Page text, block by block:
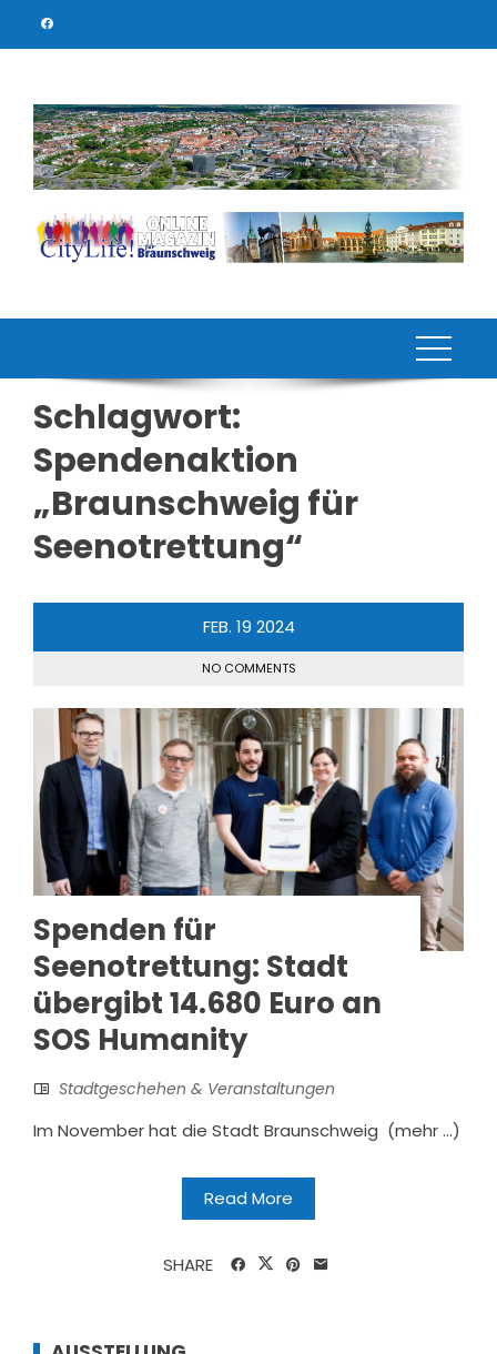
Schlagwort:
Spendenaktion
„Braunschweig für
Seenotrettung“
FEB. 19 2024
NO COMMENTS
Spenden für
Seenotrettung: Stadt
übergibt 14.680 Euro an
SOS Humanity
Stadtgeschehen & Veranstaltungen
Im November hat die Stadt Braunschweig (mehr …)
Read More
SHARE